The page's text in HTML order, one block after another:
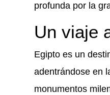
profunda por la
Un viaje
Egipto es un
adentrándose en
monumentos